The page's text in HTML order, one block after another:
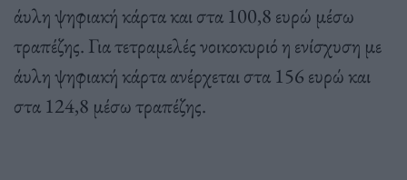
άυλη ψηφιακή κάρτα και στα 100,8 ευρώ μέσω
τραπέζης. Για τετραμελές νοικοκυριό η ενίσχυση με
άυλη ψηφιακή κάρτα ανέρχεται στα 156 ευρώ και
στα 124,8 μέσω τραπέζης.